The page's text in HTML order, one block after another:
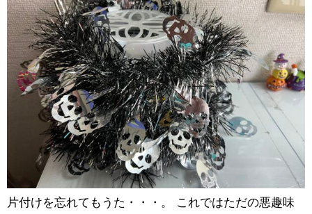
片付けを忘れてもうた・・・。 これではただの悪趣味